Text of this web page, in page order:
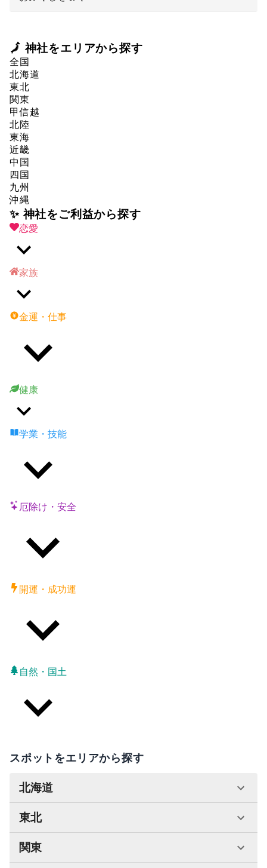
🗾 神社をエリアから探す
全国
北海道
東北
関東
甲信越
北陸
東海
近畿
中国
四国
九州
沖縄
✨ 神社をご利益から探す
恋愛
家族
金運・仕事
健康
学業・技能
厄除け・安全
開運・成功運
自然・国土
スポットをエリアから探す
北海道
東北
関東